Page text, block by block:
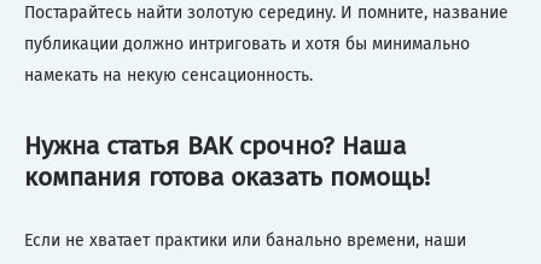
Постарайтесь найти золотую середину. И помните, название
публикации должно интриговать и хотя бы минимально
намекать на некую сенсационность.
Нужна статья ВАК срочно? Наша
компания готова оказать помощь!
Если не хватает практики или банально времени, наши